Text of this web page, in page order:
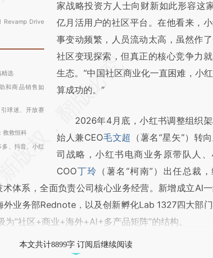
Revamp Drive
精选
和商品销售如
球迷、开放赛
救救恒科
、抖音、小红
家战略投资方人士向财新如此形容这
亿月活用户的社区平台。在他看来，小
事变动频繁，人员流动太高，虽然作了
社区变现探索，但真正的核心竞争力
生态。“中国社区商业化一直困难，小
算成功的。”
2026年4月底，小红书调整组织架
始人兼CEO毛文超
（薯名“星矢”）转
司战略，小红书电商业务原带队人、
COO丁玲
（薯名“柯南”）出任总裁
体系，全面负责公司核心业务经营。新增成立AI
业务部Rednote，以及创新孵化Lab 1327四大部
为“社区+商业+海外+AI+多产品矩阵”的结构。
本文共计8899字 订阅后继续阅读